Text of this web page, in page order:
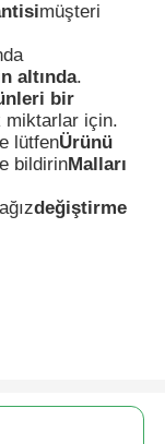
müşteri
altında.
bir
miktarlar için.
lütfenÜrünü
bildirinMalları
değiştirme